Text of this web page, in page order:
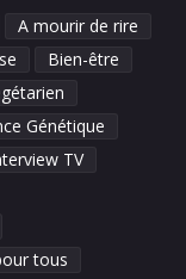
A mourir de rire
Bien-être
Génétique
TV
tous